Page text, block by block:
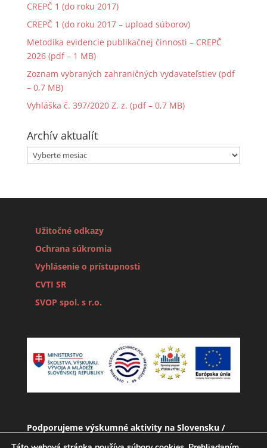
CREPČ 1 (do roku 2017)
CREPČ 1 (do roku 2017 – upload súborov)
Metodika evidencie publikačnej činnosti – CREPČ
2026 (pdf – 1 MB)
Zoznam vybraných zahraničných vydavateľstiev (pdf
– 0,7 MB)
Vyhláška č. 397/2020 Z. z. (pdf – 0,7 MB)
Archív aktualít
Archív
aktualít
Užitočné odkazy
Ochrana súkromia
Vyhlásenie o prístupnosti
CVTI SR
SVOP spol. s r.o.
Podporujeme výskumné aktivity na Slovensku /
Projekt je spolufinancovaný zo zdrojov EÚ